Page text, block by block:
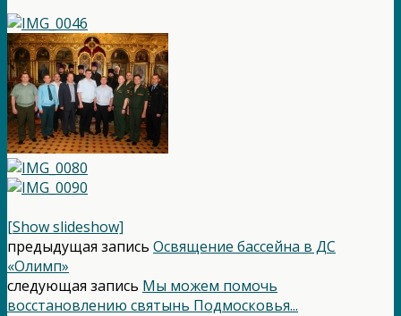
[Show slideshow]
предыдущая запись Освящение бассейна в ДС
«Олимп»
следующая запись Мы можем помочь
восстановлению святынь Подмосковья...